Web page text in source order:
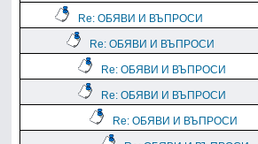
Re: ОБЯВИ И ВЪПРОСИ
Re: ОБЯВИ И ВЪПРОСИ
Re: ОБЯВИ И ВЪПРОСИ
Re: ОБЯВИ И ВЪПРОСИ
Re: ОБЯВИ И ВЪПРОСИ